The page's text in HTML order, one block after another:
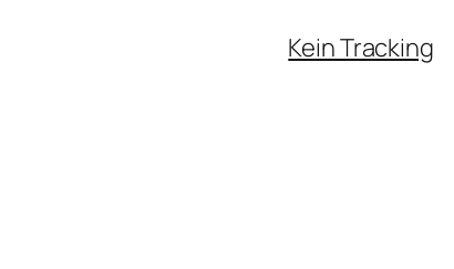
Kein Tracking